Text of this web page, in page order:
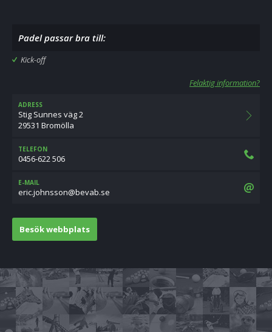
Padel passar bra till:
Kick-off
Felaktig information?
ADRESS
Stig Sunnes väg 2
29531 Bromölla
TELEFON
0456-622 506
E-MAIL
es.baveb@nossnhoj.cire
Besök webbplats